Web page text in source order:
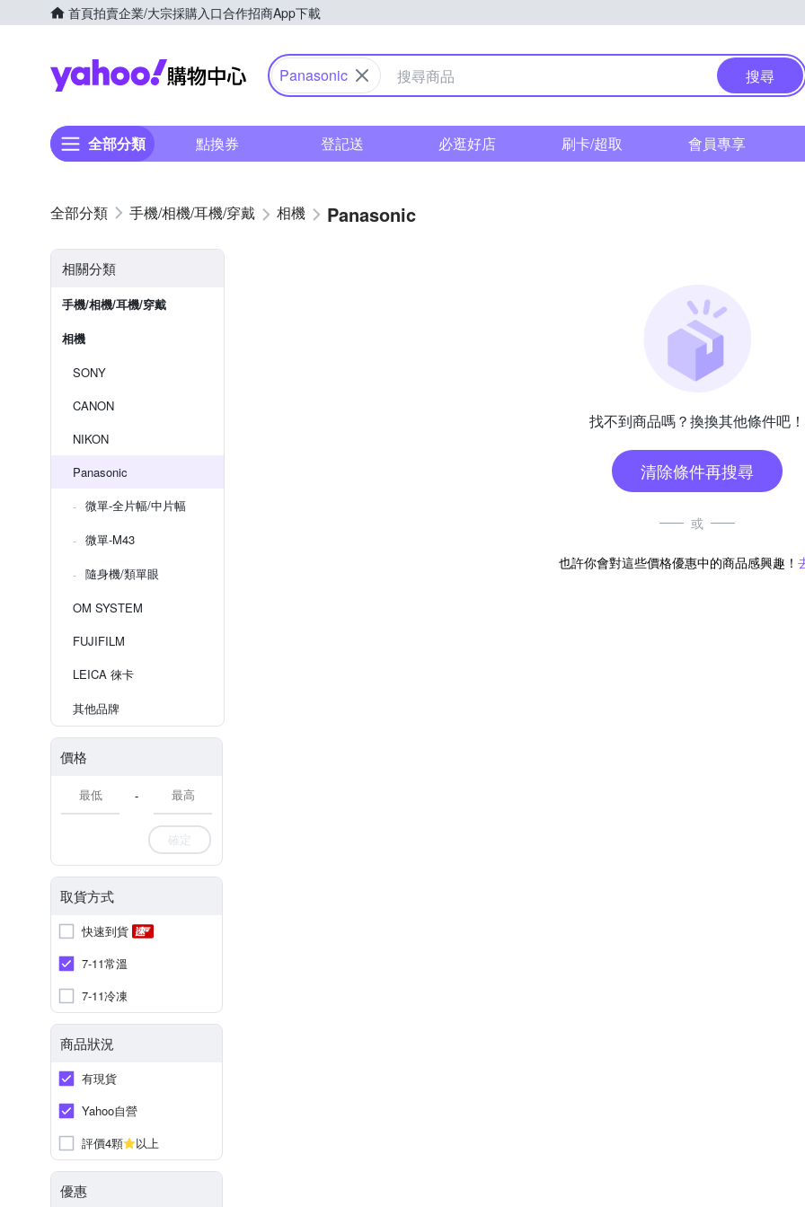
首頁拍賣企業/大宗採購入口合作招商App下載
Yahoo購物中心
Panasonic 搜尋
全部分類 點換券 登記送 必逛好店 刷卡/超取 會員專享
手機/相機/耳機/穿戴 相機 Panasonic
相關分類
手機/相機/耳機/穿戴
相機
SONY
CANON
NIKON
Panasonic
微單-全片幅/中片幅
微單-M43
隨身機/類單眼
OM SYSTEM
FUJIFILM
LEICA 徠卡
其他品牌
價格
-
確定
取貨方式
快速到貨
7-11常溫
7-11冷凍
商品狀況
有現貨
Yahoo自營
評價4顆
以上
優惠
找不到商品嗎？換換其他條件吧！
清除條件再搜尋
或
也許你會對這些價格優惠中的商品感興趣！